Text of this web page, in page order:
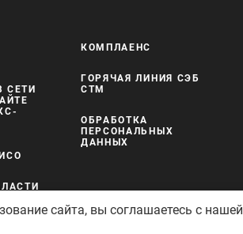
СЕТИ
КОМПЛАЕНС
ГОРЯЧАЯ ЛИНИЯ СЭБ
СТМ
ОБРАБОТКА
ПЕРСОНАЛЬНЫХ
ДАННЫХ
сайта, вы соглашаетесь с нашей